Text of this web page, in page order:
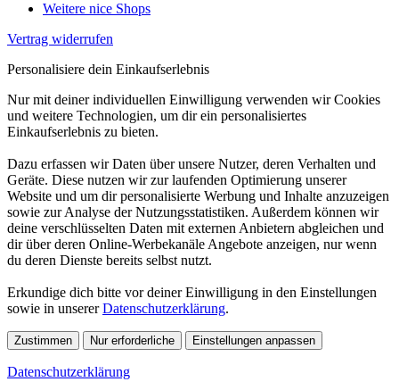
Weitere nice Shops
Vertrag widerrufen
Personalisiere dein Einkaufserlebnis
Nur mit deiner individuellen Einwilligung verwenden wir Cookies
und weitere Technologien, um dir ein personalisiertes
Einkaufserlebnis zu bieten.
Dazu erfassen wir Daten über unsere Nutzer, deren Verhalten und
Geräte. Diese nutzen wir zur laufenden Optimierung unserer
Website und um dir personalisierte Werbung und Inhalte anzuzeigen
sowie zur Analyse der Nutzungsstatistiken. Außerdem können wir
deine verschlüsselten Daten mit externen Anbietern abgleichen und
dir über deren Online-Werbekanäle Angebote anzeigen, nur wenn
du deren Dienste bereits selbst nutzt.
Erkundige dich bitte vor deiner Einwilligung in den Einstellungen
sowie in unsererDatenschutzerklärung.
Zustimmen Nur erforderliche Einstellungen anpassen
Datenschutzerklärung